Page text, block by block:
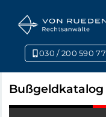
030 / 200 590
Bußgeldkatalog